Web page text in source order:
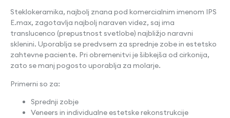
Steklokeramika, najbolj znana pod komercialnim imenom IPS
E.max, zagotavlja najbolj naraven videz, saj ima
translucenco (prepustnost svetlobe) najbližjo naravni
sklenini. Uporablja se predvsem za sprednje zobe in estetsko
zahtevne paciente. Pri obremenitvi je šibkejša od cirkonija,
zato se manj pogosto uporablja za molarje.
Primerni so za:
Sprednji zobje
Veneers in individualne estetske rekonstrukcije